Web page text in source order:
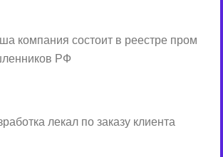
компания состоит в реестре пром
РФ
лекал по заказу клиента